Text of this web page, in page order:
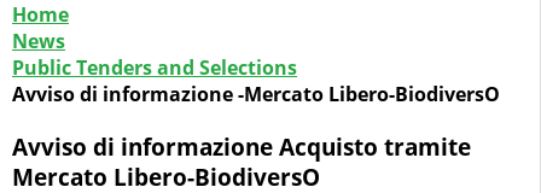
Home
News
Public Tenders and Selections
Avviso di informazione -Mercato Libero-BiodiversO
Avviso di informazione Acquisto tramite
Mercato Libero-BiodiversO